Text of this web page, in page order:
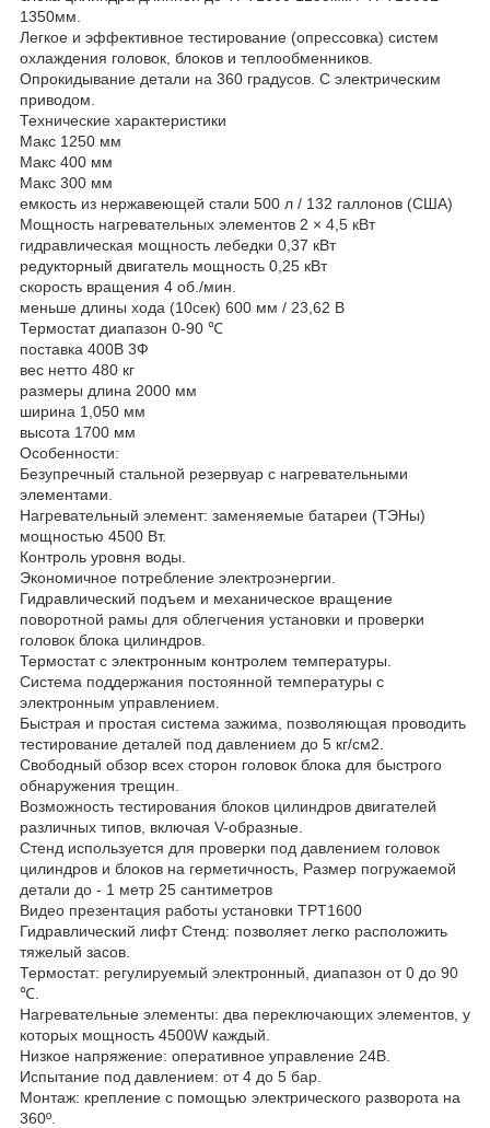
1350мм.
Легкое и эффективное тестирование (опрессовка) систем
охлаждения головок, блоков и теплообменников.
Опрокидывание детали на 360 градусов. С электрическим
приводом.
Технические характеристики
Макс 1250 мм
Макс 400 мм
Макс 300 мм
емкость из нержавеющей стали 500 л / 132 галлонов (США)
Мощность нагревательных элементов 2 × 4,5 кВт
гидравлическая мощность лебедки 0,37 кВт
редукторный двигатель мощность 0,25 кВт
скорость вращения 4 об./мин.
меньше длины хода (10сек) 600 мм / 23,62 В
Термостат диапазон 0-90 ℃
поставка 400В 3Ф
вес нетто 480 кг
размеры длина 2000 мм
ширина 1,050 мм
высота 1700 мм
Особенности:
Безупречный стальной резервуар с нагревательными
элементами.
Нагревательный элемент: заменяемые батареи (ТЭНы)
мощностью 4500 Вт.
Контроль уровня воды.
Экономичное потребление электроэнергии.
Гидравлический подъем и механическое вращение
поворотной рамы для облегчения установки и проверки
головок блока цилиндров.
Термостат с электронным контролем температуры.
Система поддержания постоянной температуры с
электронным управлением.
Быстрая и простая система зажима, позволяющая проводить
тестирование деталей под давлением до 5 кг/см2.
Свободный обзор всех сторон головок блока для быстрого
обнаружения трещин.
Возможность тестирования блоков цилиндров двигателей
различных типов, включая V-образные.
Стенд используется для проверки под давлением головок
цилиндров и блоков на герметичность, Размер погружаемой
детали до - 1 метр 25 сантиметров
Видео презентация работы установки ТPT1600
Гидравлический лифт Стенд: позволяет легко расположить
тяжелый засов.
Термостат: регулируемый электронный, диапазон от 0 до 90
℃.
Нагревательные элементы: два переключающих элементов, у
которых мощность 4500W каждый.
Низкое напряжение: оперативное управление 24В.
Испытание под давлением: от 4 до 5 бар.
Монтаж: крепление с помощью электрического разворота на
360º.